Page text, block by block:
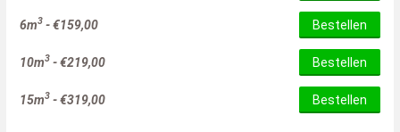
6m3 -€159,00 Bestellen
10m3 -€219,00 Bestellen
15m3 -€319,00 Bestellen